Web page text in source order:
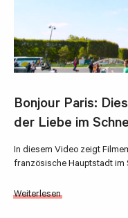
Bonjour Paris:
der Liebe im
In diesem Video zeigt
französische Hauptstadt im
Weiterlesen